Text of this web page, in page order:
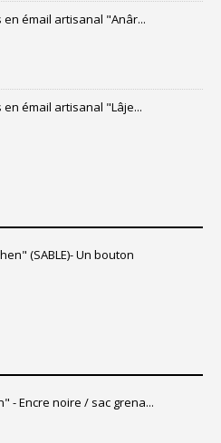
en émail artisanal "Anâr...
en émail artisanal "Lâje...
(SABLE)- Un bouton
- Encre noire / sac grena...